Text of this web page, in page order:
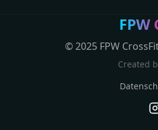
FPW
© 2025 FPW
Created